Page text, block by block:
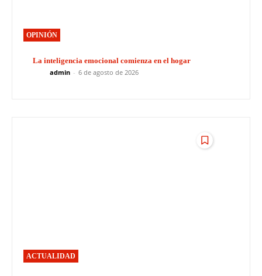
OPINIÓN
La inteligencia emocional comienza en el hogar
admin - 6 de agosto de 2026
ACTUALIDAD